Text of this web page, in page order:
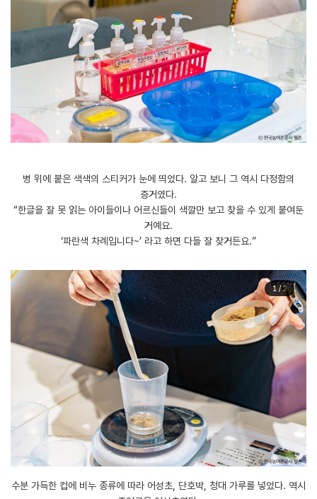
병 위에 붙은 색색의 스티커가 눈에 띄었다. 알고 보니 그 역시 다정함의
증거였다.
“한글을 잘 못 읽는 아이들이나 어르신들이 색깔만 보고 찾을 수 있게 붙여둔
거예요.
‘파란색 차례입니다~’ 라고 하면 다들 잘 찾거든요.”
1/2
수분 가득한 컵에 비누 종류에 따라 어성초, 단호박, 청대 가루를 넣었다. 역시